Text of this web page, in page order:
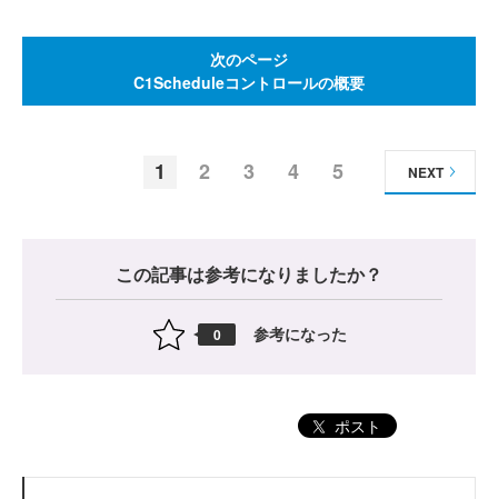
次のページ
C1Scheduleコントロールの概要
1 2 3 4 5 NEXT
この記事は参考になりましたか？
0 参考になった
ポスト